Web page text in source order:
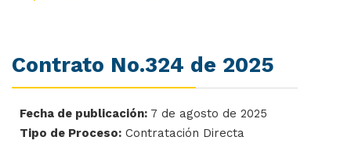
Contrato No.324 de 2025
Fecha de publicación: 7 de agosto de 2025
Tipo de Proceso: Contratación Directa